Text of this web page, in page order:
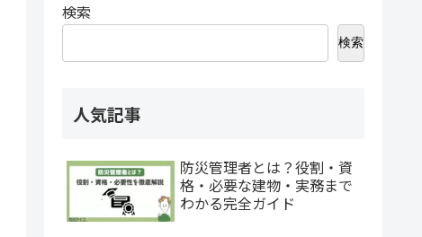
検索
検索
人気記事
防災管理者とは？役割・資
格・必要な建物・実務まで
わかる完全ガイド